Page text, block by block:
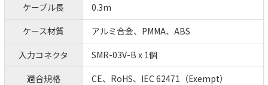
ケーブル長
0.3m
ケース材質
アルミ合金、PMMA、ABS
入力コネクタ
SMR-03V-B x 1個
適合規格
CE、RoHS、IEC 62471（Exempt）